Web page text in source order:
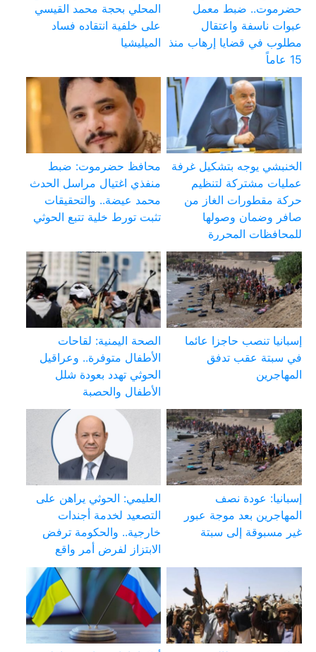
حضرموت.. ضبط معمل
عبوات ناسفة واعتقال
مطلوب في قضايا إرهاب منذ
15 عاماً
المحلي بحجة محمد القيسي
على خلفية انتقاده فساد
الميليشيا
الخنبشي يوجه بتشكيل غرفة
عمليات مشتركة لتنظيم
حركة مقطورات الغاز من
صافر وضمان وصولها
للمحافظات المحررة
محافظ حضرموت: ضبط
منفذي اغتيال مراسل الحدث
محمد عيضة.. والتحقيقات
تثبت تورط خلية تتبع الحوثي
إسبانيا تنصب حاجزا عائما
في سبتة عقب تدفق
المهاجرين
الصحة اليمنية: لقاحات
الأطفال متوفرة.. وعراقيل
الحوثي تهدد بعودة شلل
الأطفال والحصبة
إسبانيا: عودة نصف
المهاجرين بعد موجة عبور
غير مسبوقة إلى سبتة
العليمي: الحوثي يراهن على
التصعيد لخدمة أجندات
خارجية.. والحكومة ترفض
الابتزاز لفرض أمر واقع